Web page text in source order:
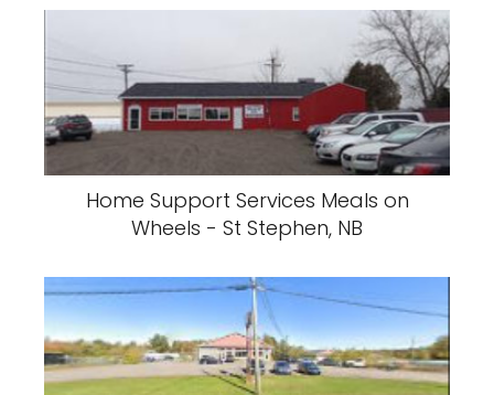
Home Support Services Meals on
Wheels - St Stephen, NB